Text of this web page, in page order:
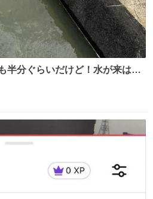
半分ぐらいだけど！水が来はじ
た方々ありがとーーー
！！！！！！！！！！！！！！